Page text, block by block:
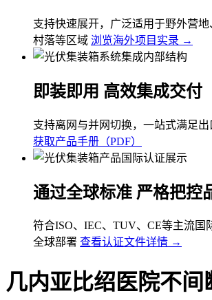
支持快速展开，广泛适用于野外营
村落等区域 浏览海外项目实录 →
即装即用 高效集成交付
支持离网与并网切换，一站式满足
获取产品手册（PDF）
通过全球标准 严格把控
符合ISO、IEC、TUV、CE等主流国
全球部署 查看认证文件详情 →
几内亚比绍医院不间